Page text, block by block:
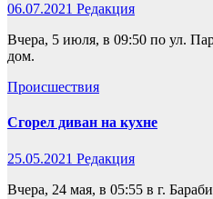
06.07.2021 Редакция
Вчера, 5 июля, в 09:50 по ул.
дом.
Происшествия
Сгорел диван на кухне
25.05.2021 Редакция
Вчера, 24 мая, в 05:55 в г.